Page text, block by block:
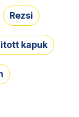
Rezsi
kapuk